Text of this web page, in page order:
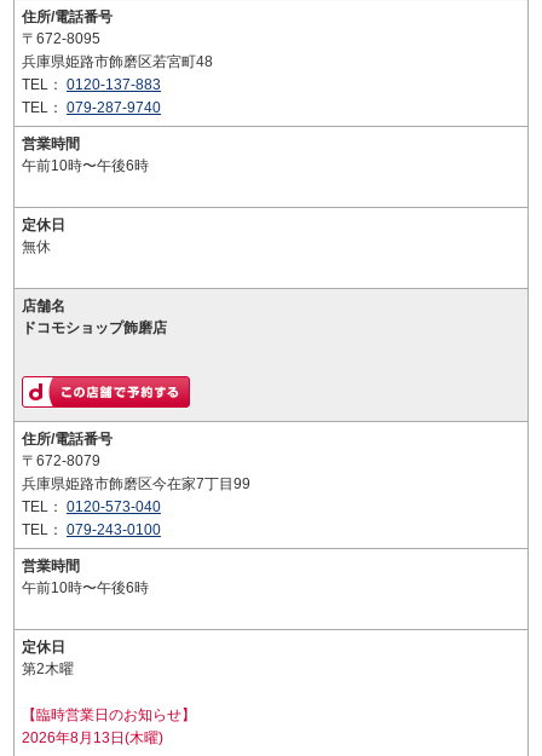
住所/電話番号
〒672-8095
兵庫県姫路市飾磨区若宮町48
TEL： 0120-137-883
TEL： 079-287-9740
営業時間
午前10時〜午後6時
定休日
無休
店舗名
ドコモショップ飾磨店
住所/電話番号
〒672-8079
兵庫県姫路市飾磨区今在家7丁目99
TEL： 0120-573-040
TEL： 079-243-0100
営業時間
午前10時〜午後6時
定休日
第2木曜
【臨時営業日のお知らせ】
2026年8月13日(木曜)